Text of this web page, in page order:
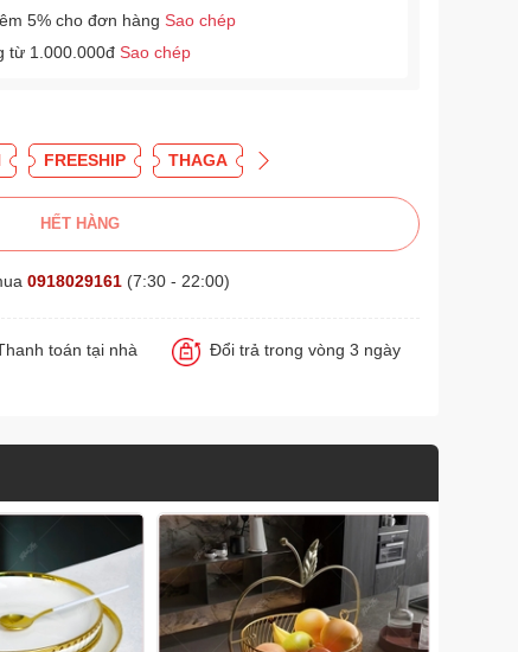
5% cho đơn hàng Sao chép
từ 1.000.000đ Sao chép
FREESHIP THAGA
HẾT HÀNG
0918029161 (7:30 - 22:00)
toán tại nhà Đổi trả trong vòng 3 ngày